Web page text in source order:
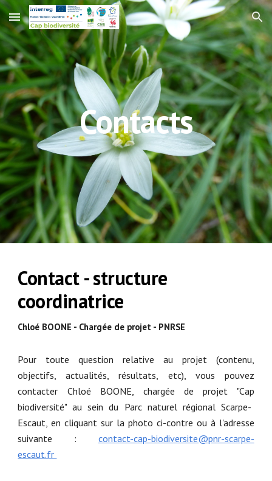
Skip to main content Skip to navigation
Contacts
Contact - structure
coordinatrice
Chloé BOONE - Chargée de projet - PNRSE
Pour toute question relative au projet (contenu,
objectifs, actualités, résultats, etc), vous pouvez
contacter Chloé BOONE, chargée de projet "Cap
biodiversité" au sein du Parc naturel régional Scarpe-
Escaut, en cliquant sur la photo ci-contre ou à l'adresse
suivante : contact-cap-biodiversite@pnr-scarpe-
escaut.fr